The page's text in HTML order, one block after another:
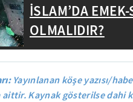
İSLAM’DA
OLMALIDIR?
Yayınlanan köşe yazısı/
Kaynak gösterilse dahi